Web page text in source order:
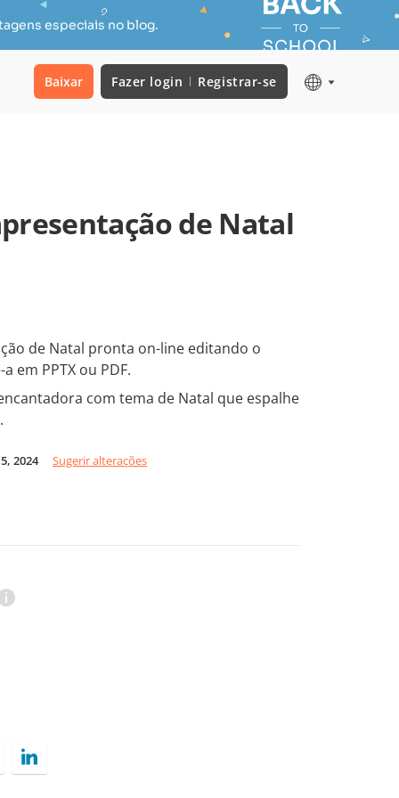
especiais no blog.
Baixar Fazer login Registrar-se
de Natal
de Natal pronta on-line editando o
em PPTX ou PDF.
com tema de Natal que espalhe
2024 Sugerir alterações